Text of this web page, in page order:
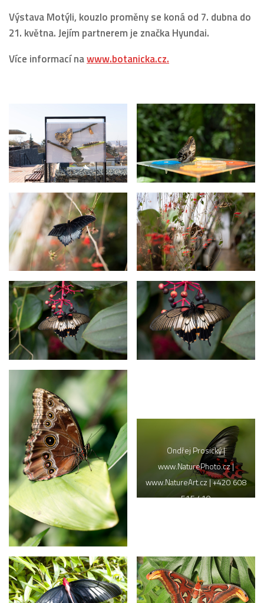
Výstava Motýli, kouzlo proměny se koná od 7. dubna do
21. května. Jejím partnerem je značka Hyundai.
Více informací nawww.botanicka.cz.
Ondřej Prosický |
www.NaturePhoto.cz |
www.NatureArt.cz | +420 608
515 410